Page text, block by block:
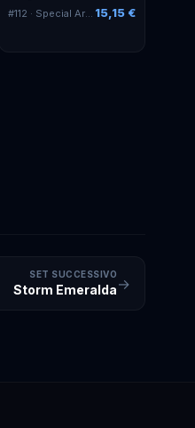
#112 · Special Art Rare 15,15 €
SET SUCCESSIVO
Storm Emeralda→